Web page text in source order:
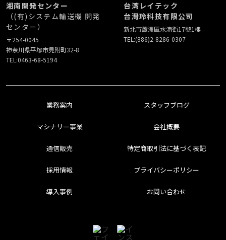
湘南開発センター
（(有)システム輸送機 開発
センター）
〒254-0045
神奈川県平塚市見附町32-8
TEL:0463-68-5194
台湾レイテック
台灣玲科技有限公司
新北市蘆洲區水湳街17號1樓
TEL:(886)2-8286-0307
業務案内 スタッフブログ
マシナリー事業 会社概要
通信販売 特定商取引法に基づく表記
採用情報 プライバシーポリシー
導入事例 お問い合わせ